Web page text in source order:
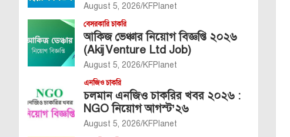
August 5, 2026 KFPlanet
বেসরকারি চাকরি
আকিজ ভেঞ্চার নিয়োগ বিজ্ঞপ্তি ২০২৬
(Akij Venture Ltd Job)
August 5, 2026 KFPlanet
এনজিও চাকরি
চলমান এনজিও চাকরির খবর ২০২৬ :
NGO নিয়োগ আগস্ট’২৬
August 5, 2026 KFPlanet